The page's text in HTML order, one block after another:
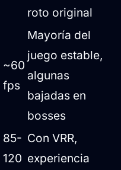
roto original
~60
fps
Mayoría del
juego estable,
algunas
bajadas en
bosses
85-
120
Con VRR,
experiencia